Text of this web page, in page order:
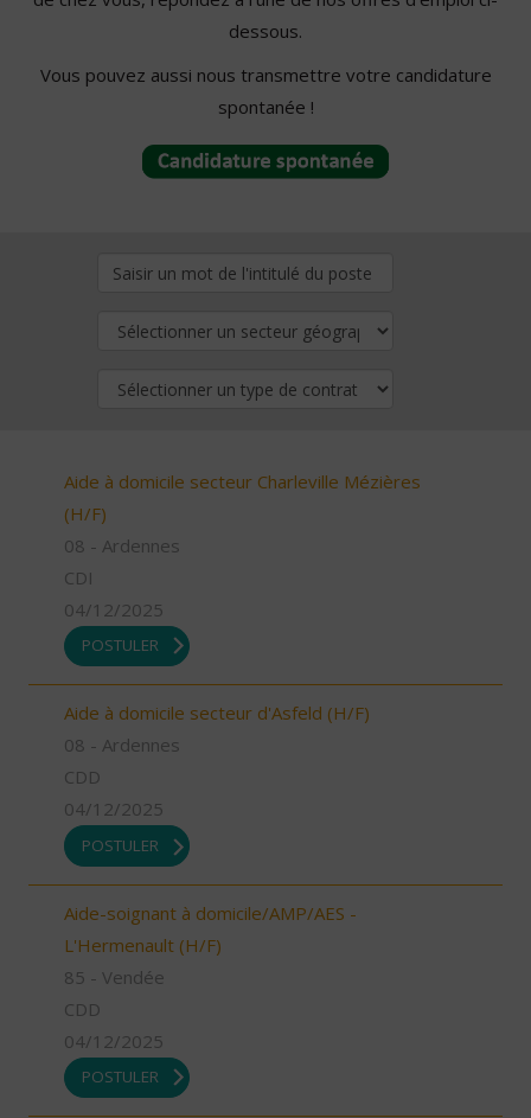
dessous.
Vous pouvez aussi nous transmettre votre candidature
spontanée !
Aide à domicile secteur Charleville Mézières
(H/F)
08 - Ardennes
CDI
04/12/2025
POSTULER
Aide à domicile secteur d'Asfeld (H/F)
08 - Ardennes
CDD
04/12/2025
POSTULER
Aide-soignant à domicile/AMP/AES -
L'Hermenault (H/F)
85 - Vendée
CDD
04/12/2025
POSTULER